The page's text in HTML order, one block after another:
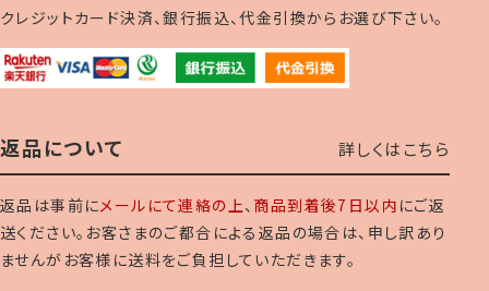
クレジットカード決済、銀行振込、代金引換からお選び下さい。
返品について 詳しくはこちら
返品は事前にメールにて連絡の上、 商品到着後7日以内 にご返
送ください。お客さまのご都合による返品の場合は、申し訳あり
ませんがお客様に送料をご負担していただきます。